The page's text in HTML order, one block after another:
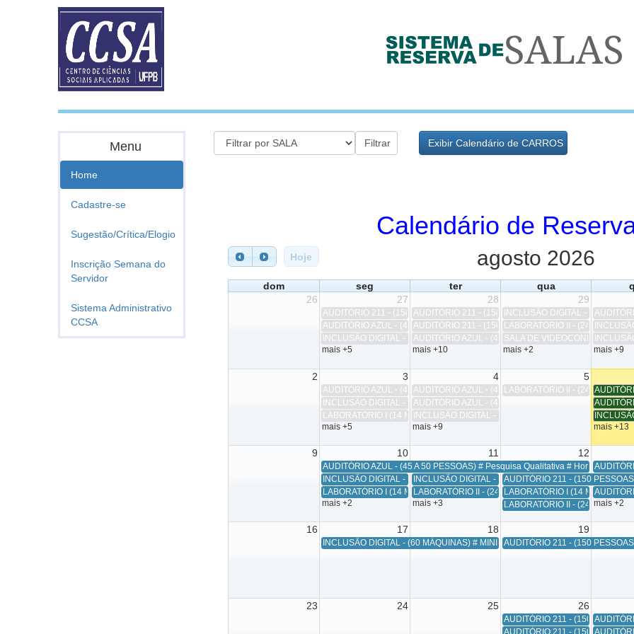
Menu
Home
Cadastre-se
Sugestão/Crítica/Elogio
Inscrição Semana do
Servidor
Sistema Administrativo
CCSA
Calendário de
Hoje agosto 2026
dom seg ter qua
26
27 28 29
AUDITÓRIO 211 - (150 PESSOAS) # Lançamento de livro de Contabilidade
AUDITÓRIO 211 - (150 PESSOAS) # Colação de Grau -
INCLUSÃO DIGITAL - (60
AUDITÓRIO AZUL - (45 A 50 PESSOAS) # Aula Prática - Pesquisa de Mercado
AUDITÓRIO 211 - (150 PESSOAS) # Teste de
LABORATÓRIO II - (24
INCLUSÃO DIGITAL - (60 MÁQUINAS) # Aplicação Prática # Horário de Início
AUDITÓRIO AZUL - (45 A 50 PESSOAS) # Defesa de
SALA DE
mais +5
mais +10 mais +2 mais +9
2 3 4 5
AUDITÓRIO AZUL - (45 A 50 PESSOAS) # Defesas de TCC II - 2026.1 -GADM
AUDITÓRIO AZUL - (45 A 50 PESSOAS) #
LABORATÓRIO II - (24
INCLUSÃO DIGITAL - (60 MÁQUINAS) # Aula de Tecnologia da Informação I #
AUDITÓRIO AZUL - (45 A 50 PESSOAS) # Reunião do
LABORATÓRIO I (14 MÁQUINAS) # Aplicação de Prova # Horário de Início =
INCLUSÃO DIGITAL - (60 MÁQUINAS) # atividade
mais +5
mais +9 mais +13
9 10 11 12
AUDITÓRIO AZUL - (45 A 50 PESSOAS) # Pesquisa Qualitativa # Horário de
INCLUSÃO DIGITAL - (60 MÁQUINAS) # Aula de Tecnologia da Informação I #
INCLUSÃO DIGITAL - (60 MÁQUINAS) # AULA DE
AUDITÓRIO 211 - (150
LABORATÓRIO I (14 MÁQUINAS) # Aplicação de Prova # Horário de Início =
LABORATÓRIO II - (24 MÁQUINAS) # Aula Prática de
LABORATÓRIO I (14
mais +2
mais +3 LABORATÓRIO II - (24mais +2
16 17 18 19
INCLUSÃO DIGITAL - (60 MÁQUINAS) # MINI CURSO ANÁLISE DO
AUDITÓRIO 211 - (150
23 24 25 26
AUDITÓRIO 211 - (150
AUDITÓRIO 211 - (150